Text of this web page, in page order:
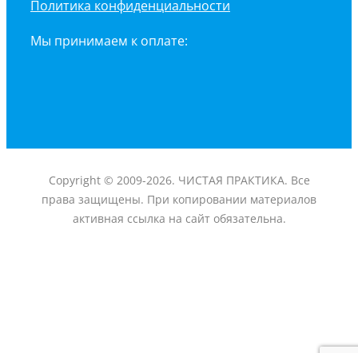
Политика конфиденциальности
Мы принимаем к оплате:
Copyright © 2009-2026. ЧИСТАЯ ПРАКТИКА. Все
права защищены. При копировании материалов
активная ссылка на сайт обязательна.